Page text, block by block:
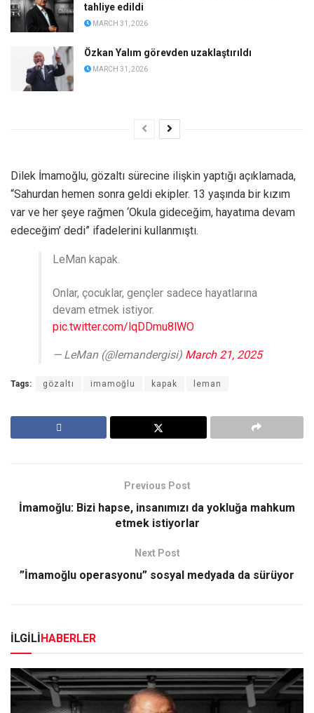
tahliye edildi
MARCH 31, 2026
Özkan Yalım görevden uzaklaştırıldı
MARCH 31, 2026
Dilek İmamoğlu, gözaltı sürecine ilişkin yaptığı açıklamada,
“Sahurdan hemen sonra geldi ekipler. 13 yaşında bir kızım
var ve her şeye rağmen ‘Okula gideceğim, hayatıma devam
edeceğim’ dedi” ifadelerini kullanmıştı.
LeMan kapak.
Onlar, çocuklar, gençler sadece hayatlarına
devam etmek istiyor.
pic.twitter.com/lqDDmu8lWO
— LeMan (@lemandergisi) March 21, 2025
Tags: gözaltı imamoğlu kapak leman
Previous Post
İmamoğlu: Bizi hapse, insanımızı da yokluğa mahkum
etmek istiyorlar
Next Post
”İmamoğlu operasyonu” sosyal medyada da sürüyor
İLGİLİ HABERLER